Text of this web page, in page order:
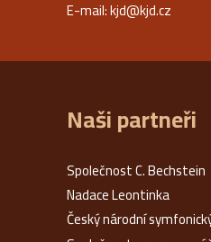
E-mail:kjd@kjd.cz
Naši partneři
Společnost C. Bechstein
Nadace Leontinka
Český národní